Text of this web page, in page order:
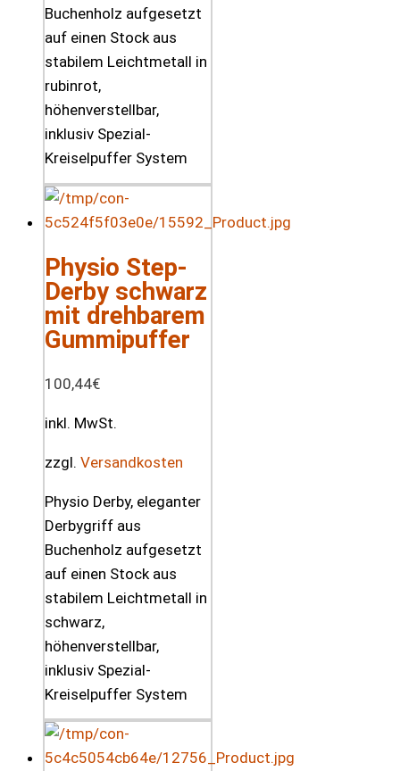
Buchenholz aufgesetzt
auf einen Stock aus
stabilem Leichtmetall in
rubinrot,
höhenverstellbar,
inklusiv Spezial-
Kreiselpuffer System
Physio Step-
Derby schwarz
mit drehbarem
Gummipuffer
100,44€
inkl. MwSt.
zzgl. Versandkosten
Physio Derby, eleganter
Derbygriff aus
Buchenholz aufgesetzt
auf einen Stock aus
stabilem Leichtmetall in
schwarz,
höhenverstellbar,
inklusiv Spezial-
Kreiselpuffer System